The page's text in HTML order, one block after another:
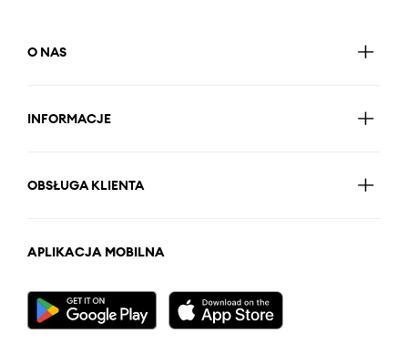
O NAS
INFORMACJE
OBSŁUGA KLIENTA
APLIKACJA MOBILNA